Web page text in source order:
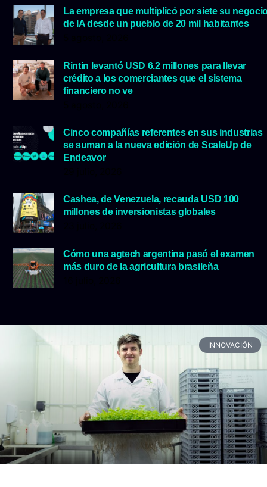
La empresa que multiplicó por siete su
de IA desde un pueblo de 20 mil habitantes
Rintin levantó USD 6.2 millones para llevar
crédito a los comerciantes que el sistema
financiero no ve
Cinco compañías referentes en sus industrias
se suman a la nueva edición de ScaleUp de
Endeavor
Cashea, de Venezuela, recauda USD 100
millones de inversionistas globales
Cómo una agtech argentina pasó el examen
más duro de la agricultura brasileña
INNOVACIÓN